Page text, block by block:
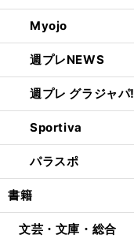
Myojo
週プレNEWS
週プレ グラジャパ!
Sportiva
パラスポ
書籍
文芸・文庫・総合